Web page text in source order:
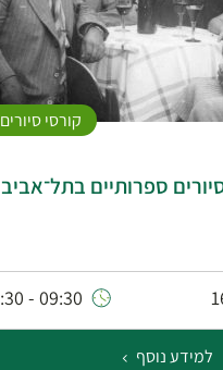
קורסי סיורים
ספרותיים בתל־אביב
09:30 - 12:30
למידע נוסף